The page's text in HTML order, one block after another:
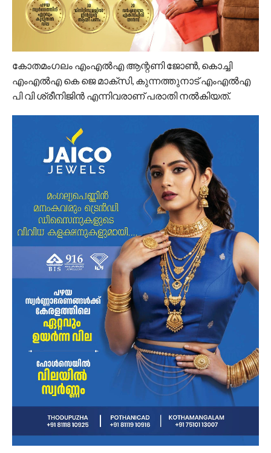
കോതമംഗലം എംഎല്‍എ ആന്റണി ജോണ്‍, കൊച്ചി
എംഎല്‍എ കെ ജെ മാക്‌സി, കുന്നത്തുനാട് എംഎല്‍എ
പി വി ശ്രീനിജിന്‍ എന്നിവരാണ് പരാതി നല്‍കിയത്.